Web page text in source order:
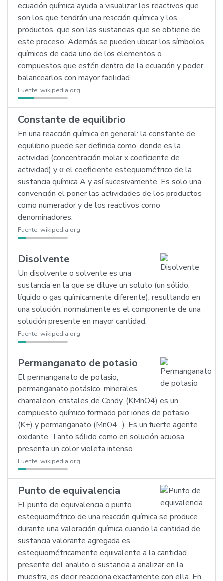
ecuación química ayuda a visualizar los reactivos que
son los que tendrán una reacción química y los
productos, que son las sustancias que se obtiene de
este proceso. Además se pueden ubicar los símbolos
químicos de cada uno de los elementos o
compuestos que estén dentro de la ecuación y poder
balancearlos con mayor facilidad.
Fuente: wikipedia.org
Constante de equilibrio
En una reacción química en general: la constante de
equilibrio puede ser definida como. donde es la
actividad (concentración molar x coeficiente de
actividad) y α el coeficiente estequiométrico de la
sustancia química A y así sucesivamente. Es solo una
convención el poner las actividades de los productos
como numerador y de los reactivos como
denominadores.
Fuente: wikipedia.org
Disolvente
Un disolvente o solvente es una
sustancia en la que se diluye un soluto (un sólido,
líquido o gas químicamente diferente), resultando en
una solución; normalmente es el componente de una
solución presente en mayor cantidad.
Fuente: wikipedia.org
Permanganato de potasio
El permanganato de potasio,
permanganato potásico, minerales
chamaleon, cristales de Condy, (KMnO4) es un
compuesto químico formado por iones de potasio
(K+) y permanganato (MnO4−). Es un fuerte agente
oxidante. Tanto sólido como en solución acuosa
presenta un color violeta intenso.
Fuente: wikipedia.org
Punto de equivalencia
El punto de equivalencia o punto
estequiométrico de una reacción química se produce
durante una valoración química cuando la cantidad de
sustancia valorante agregada es
estequiométricamente equivalente a la cantidad
presente del analito o sustancia a analizar en la
muestra, es decir reacciona exactamente con ella. En